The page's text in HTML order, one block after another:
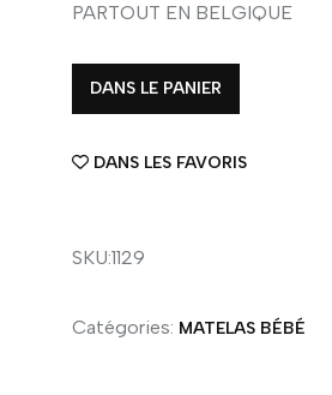
PARTOUT EN BELGIQUE
DANS LE PANIER
DANS LES FAVORIS
SKU:1129
Catégories: MATELAS BÉBÉ